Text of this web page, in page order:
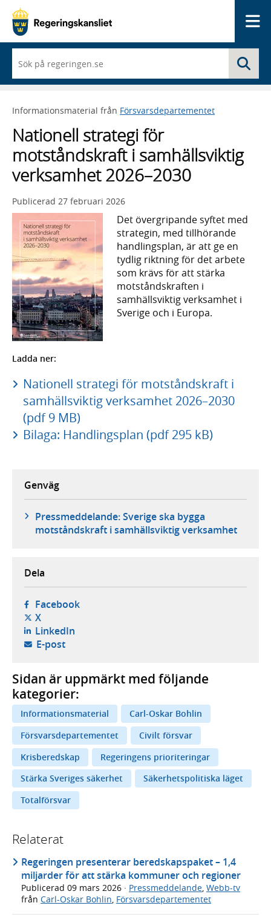
du
börjar
skriva
framträder
lista
med
sökförslag
Informationsmaterial från Försvarsdepartementet
Nationell strategi för
motståndskraft i samhällsviktig
verksamhet 2026–2030
Publicerad 27 februari 2026
Det övergripande syftet med
strategin, med tillhörande
handlingsplan, är att ge en
tydlig riktning för det arbete
som krävs för att stärka
motståndskraften i
samhällsviktig verksamhet i
Sverige och i Europa.
Ladda ner:
Nationell strategi för motståndskraft i
samhällsviktig verksamhet 2026–2030
(pdf 9 MB)
Bilaga: Handlingsplan (pdf 295 kB)
Genväg
Pressmeddelande: Sverige ska bygga
motståndskraft i samhällsviktig verksamhet
Dela
Facebook- öppnas i ny flik, extern webbplats,
X- öppnas i ny flik, extern webbplats,
LinkedIn- öppnas i ny flik, extern webbplats,
E-post- öppnar din e-postklient,
Sidan är uppmärkt med följande
kategorier:
Informationsmaterial
Carl-Oskar Bohlin
Försvarsdepartementet
Civilt försvar
Krisberedskap
Regeringens prioriteringar
Stärka Sveriges säkerhet
Säkerhetspolitiska läget
Totalförsvar
Relaterat
Regeringen presenterar beredskapspaket – 1,4
miljarder för att stärka kommuner och regioner
Publicerad 09 mars 2026 · Pressmeddelande, Webb-tv
från Carl-Oskar Bohlin, Försvarsdepartementet